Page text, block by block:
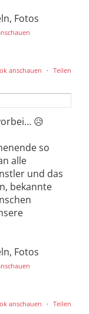
Fotos
anschauen · Teilen
😥
so
alle
und das
bekannte
Fotos
anschauen · Teilen